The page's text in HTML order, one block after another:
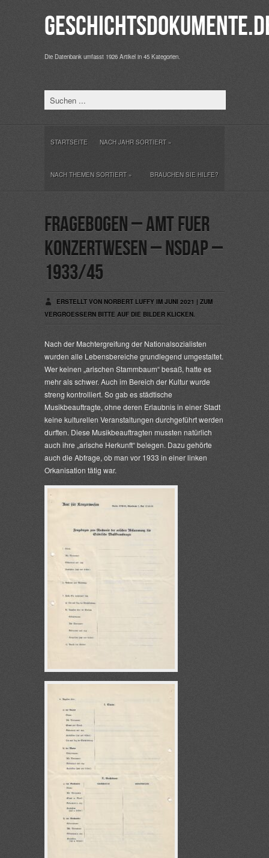
Die Datenbank umfasst 1926 Artikel in 45 Kategorien.
STARTSEITE NACH JAHR SORTIERT»
NACH THEMEN SORTIERT» BRAUCHEN SIE HILFE?
Fragebogen – Amt fuer
Konzertwesen – NSDAP –
1933/45
ERSTELLT VON NORBERT LUFFY IM JUNI 2021 | ZUM
VERGROESSERN BITTE AUF DIE BILDER KLICKEN.
Nach der Machtergreifung der Nationalsozialisten
wurden alle Lebensbereiche grundlegend umgestaltet.
Wer keinen „arischen Stammbaum“ besaß, hatte es
mehr als schwer. Auch im Bereich der Kultur wurde
streng kontrolliert. So gab es städtische
Musikbeauftragte, ohne deren Erlaubnis in einer Stadt
keine kulturellen Veranstaltungen durchgeführt werden
durften. Diese Musikbeauftragten mussten natürlich
auch ihre „arische Herkunft“ belegen. Dazu gehörte
auch die Abfrage, ob man vor 1933 in einer linken
Orkanisation tätig war.